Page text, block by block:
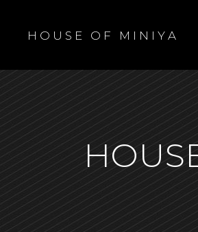
H O U S E O F M I N I Y A